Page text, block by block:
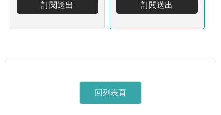
訂閱送出 訂閱送出
回列表頁